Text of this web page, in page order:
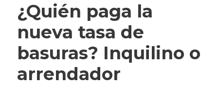
¿Quién paga la
nueva tasa de
basuras? Inquilino o
arrendador